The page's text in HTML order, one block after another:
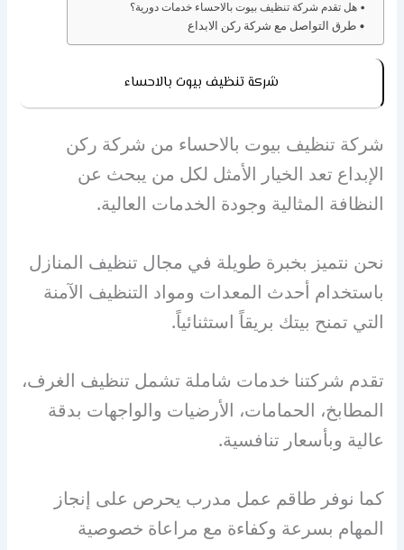
هل تقدم شركة تنظيف بيوت بالاحساء خدمات دورية؟
طرق التواصل مع شركة ركن الابداع
شركة تنظيف بيوت بالاحساء
شركة تنظيف بيوت بالاحساء من شركة ركن
الإبداع تعد الخيار الأمثل لكل من يبحث عن
النظافة المثالية وجودة الخدمات العالية.
نحن نتميز بخبرة طويلة في مجال تنظيف المنازل
باستخدام أحدث المعدات ومواد التنظيف الآمنة
التي تمنح بيتك بريقاً استثنائياً.
تقدم شركتنا خدمات شاملة تشمل تنظيف الغرف،
المطابخ، الحمامات، الأرضيات والواجهات بدقة
عالية وبأسعار تنافسية.
كما نوفر طاقم عمل مدرب يحرص على إنجاز
المهام بسرعة وكفاءة مع مراعاة خصوصية